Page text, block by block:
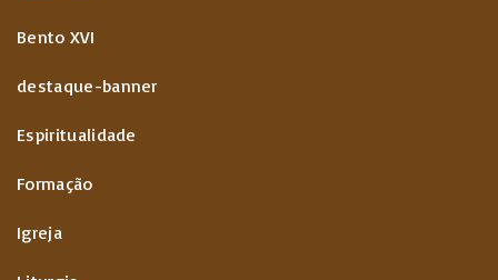
Bento XVI
destaque-banner
Espiritualidade
Formação
Igreja